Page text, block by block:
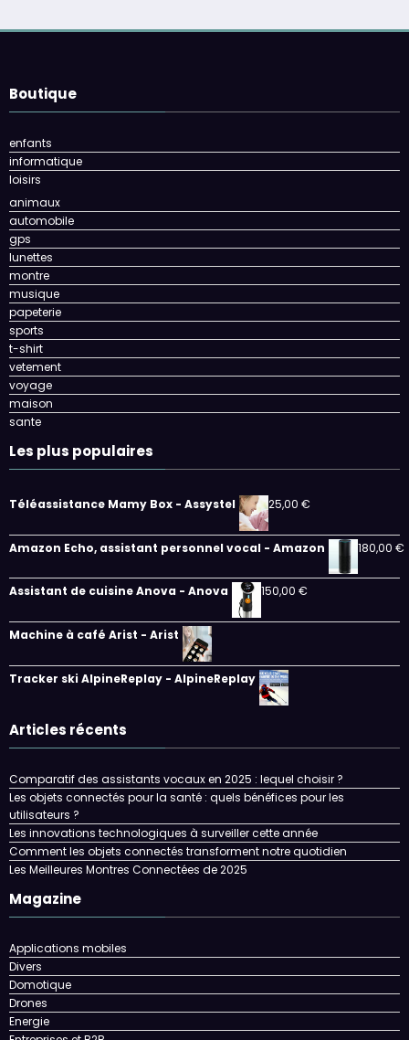
Boutique
enfants
informatique
loisirs
animaux
automobile
gps
lunettes
montre
musique
papeterie
sports
t-shirt
vetement
voyage
maison
sante
Les plus populaires
Téléassistance Mamy Box - Assystel 25,00 €
Amazon Echo, assistant personnel vocal - Amazon 180,00 €
Assistant de cuisine Anova - Anova 150,00 €
Machine à café Arist - Arist
Tracker ski AlpineReplay - AlpineReplay
Articles récents
Comparatif des assistants vocaux en 2025 : lequel choisir ?
Les objets connectés pour la santé : quels bénéfices pour les
utilisateurs ?
Les innovations technologiques à surveiller cette année
Comment les objets connectés transforment notre quotidien
Les Meilleures Montres Connectées de 2025
Magazine
Applications mobiles
Divers
Domotique
Drones
Energie